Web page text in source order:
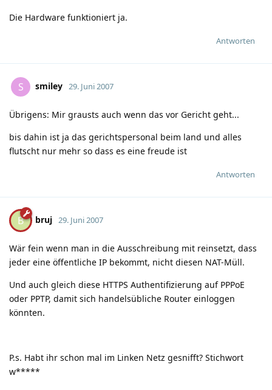
Die Hardware funktioniert ja.
Antworten
S smiley 29. Juni 2007
Übrigens: Mir grausts auch wenn das vor Gericht geht...
bis dahin ist ja das gerichtspersonal beim land und alles
flutscht nur mehr so dass es eine freude ist
Antworten
B bruj 29. Juni 2007
Wär fein wenn man in die Ausschreibung mit reinsetzt, dass
jeder eine öffentliche IP bekommt, nicht diesen NAT-Müll.
Und auch gleich diese HTTPS Authentifizierung auf PPPoE
oder PPTP, damit sich handelsübliche Router einloggen
könnten.
P.s. Habt ihr schon mal im Linken Netz gesnifft? Stichwort
w*****